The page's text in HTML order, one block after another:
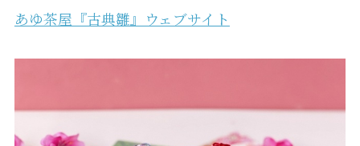
あゆ茶屋『古典雛』ウェブサイト